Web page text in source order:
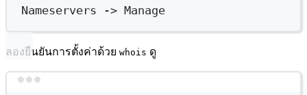
Nameservers -> Manage
ลองยืนยันการตั้งค่าด้วย whois ดู